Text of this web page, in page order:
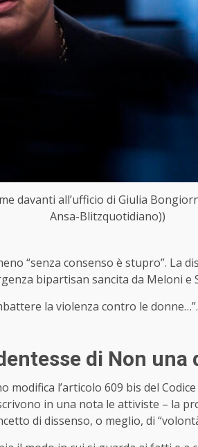
davanti all’ufficio di Giulia
Ansa-Blitzquotidiano))
“senza consenso è stupro”. La
bipartisan sancita da Meloni e
la violenza contro le
di Non una
modifica l’articolo 609 bis del
in una nota le attiviste – la
di dissenso, o meglio, di